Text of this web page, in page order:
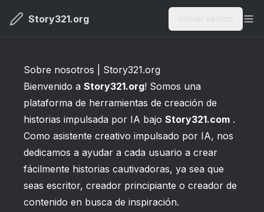
Story321.org
Sobre nosotros | Story321.org
Bienvenido a Story321.org! Somos una
plataforma de herramientas de creación de
historias impulsada por IA bajo Story321.com .
Como asistente creativo impulsado por IA, nos
dedicamos a ayudar a cada usuario a crear
fácilmente historias cautivadoras, ya sea que
seas escritor, creador principiante o creador de
contenido en busca de inspiración.